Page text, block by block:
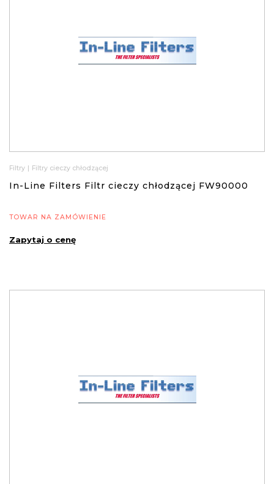
Filtry | Filtry cieczy chłodzącej
In-Line Filters Filtr cieczy chłodzącej FW90000
TOWAR NA ZAMÓWIENIE
Zapytaj o cenę